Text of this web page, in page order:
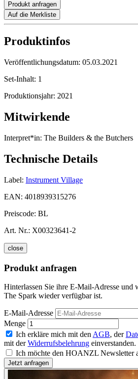
Produkt anfragen
Auf die Merkliste
Produktinfos
Veröffentlichungsdatum: 05.03.2021
Set-Inhalt: 1
Produktionsjahr: 2021
Mitwirkende
Interpret*in: The Builders & the Butchers
Technische Details
Label: Instrument Village
EAN: 4018939315276
Preiscode: BL
Art. Nr.: X00323641-2
close
Produkt anfragen
Hinterlassen Sie ihre E-Mail-Adresse und
The Spark wieder verfügbar ist.
E-Mail-Adresse
Menge
Ich erkläre mich mit den AGB, der
mit derWiderrufsbelehrung einverstanden.
Ich möchte den HOANZL Newsletter